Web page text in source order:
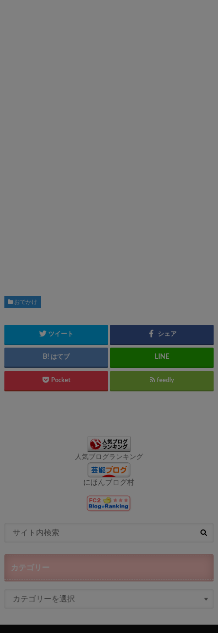
おでかけ
ツイート シェア
はてブ
Pocket feedly
人気ブログランキング
にほんブログ村
カテゴリー